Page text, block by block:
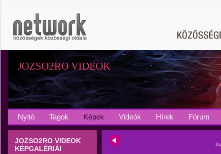
JOZSO2RO VIDEOK
Nyitó Tagok Képek Videók Hírek Fórum
JOZSO2RO VIDEOK
KÉPGALÉRIÁI